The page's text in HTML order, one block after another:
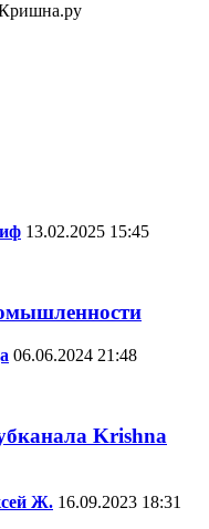
13.02.2025 15:45
06.06.2024 21:48
Krishna
Ж. 16.09.2023 18:31